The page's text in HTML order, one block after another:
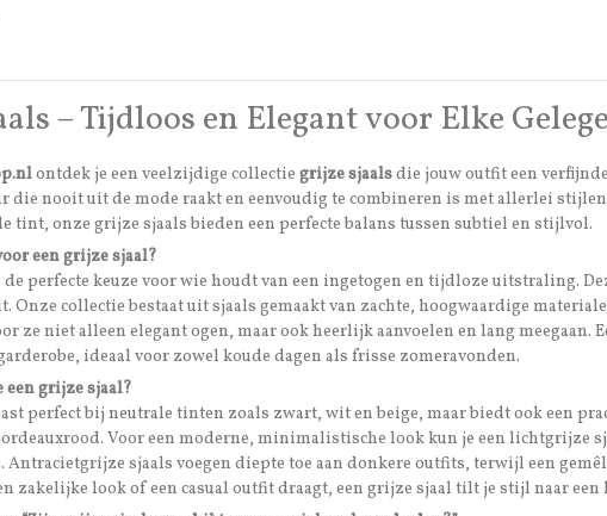
– Tijdloos en Elegant voor Elke
ontdek je een veelzijdige collectie grijze sjaalsdie jouw outfit een
die nooit uit de mode raakt en eenvoudig te combineren is met allerlei
tint, onze grijze sjaals bieden een perfecte balans tussen subtiel en stijlvol.
een grijze sjaal?
perfecte keuze voor wie houdt van een ingetogen en tijdloze uitstraling.
collectie bestaat uit sjaals gemaakt van zachte, hoogwaardige
ze niet alleen elegant ogen, maar ook heerlijk aanvoelen en lang meegaan.
ideaal voor zowel koude dagen als frisse zomeravonden.
een grijze sjaal?
perfect bij neutrale tinten zoals zwart, wit en beige, maar biedt ook een
Voor een moderne, minimalistische look kun je een lichtgrijze
Antracietgrijze sjaals voegen diepte toe aan donkere outfits, terwijl een
zakelijke look of een casual outfit draagt, een grijze sjaal tilt je stijl naar een